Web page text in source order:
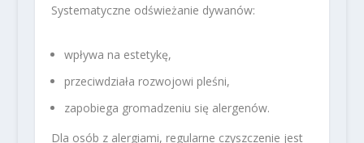
Systematyczne odświeżanie dywanów:
wpływa na estetykę,
przeciwdziała rozwojowi pleśni,
zapobiega gromadzeniu się alergenów.
Dla osób z alergiami, regularne czyszczenie jest